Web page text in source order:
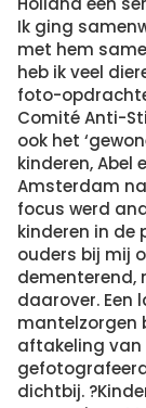
Ik ging
met hem
heb ik veel
foto-
Comité Anti-
ook het
kinderen, Abel
Amsterdam
focus werd
kinderen in de
ouders bij mij
dementerend,
daarover. Een
mantelzorgen
aftakeling van
dichtbij.